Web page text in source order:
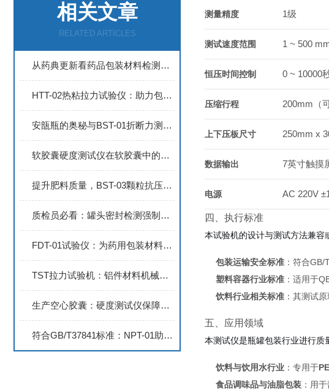
相关文章
RELATED ARTICLES
从药典更新看药品包装材料检测仪器的升级路径
HTT-02热粘拉力试验仪：助力包装行业效率升级
安瓿瓶的奥秘与BST-01折断力测试仪
软胶囊硬度测试仪在软胶囊中的应用：优缺点分析
提升肥料质量，BST-03颗粒抗压测试设备助力农业可持续发展
质检员必看：罐头密封检测强制新规如何应对？
FDT-01试验仪：为药用包装材料提供全面的耐冲击性测试方案
TST拉力试验机：铝件材料机械性能测试的工具
生产空心胶囊：硬度测试仪保障质量
符合GB/T37841标准：NPT-01助力药包材穿刺力精准测试
测量精度 1级
测试速度范围 1 ~ 500
恒压时间控制 0 ~ 10000
压缩行程 200mm（
上下压板尺寸 250mm x
数据输出 7英寸触摸
电源 AC 220V
四、执行标准
本试验机的设计与测试方法兼容
包装运输安全标准 ：符合
塑料容器行业标准 ：适用于
饮料行业相关标准 ：其测试
五、应用领域
本测试仪是瓶罐包装行业进行质
饮料与饮用水行业 ：专用于
食品调味品与油脂包装 ：用